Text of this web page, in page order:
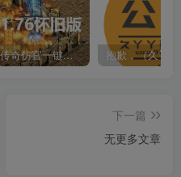
1.76传奇仿官一键启动无后台和辅助究极肝传奇
下一篇
无更多文章